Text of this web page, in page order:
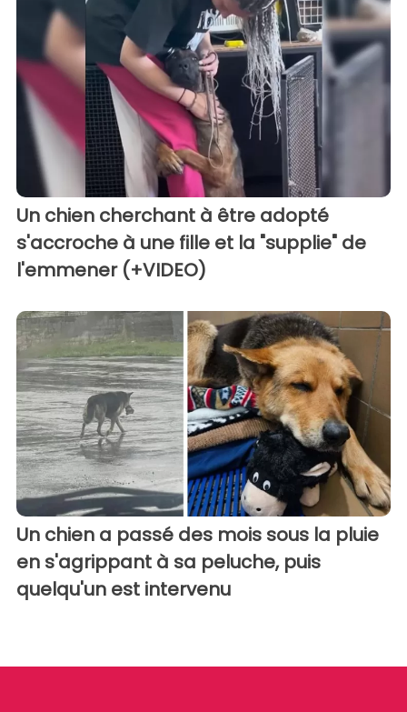
Un chien cherchant à être adopté
s'accroche à une fille et la "supplie" de
l'emmener (+VIDEO)
Un chien a passé des mois sous la pluie
en s'agrippant à sa peluche, puis
quelqu'un est intervenu